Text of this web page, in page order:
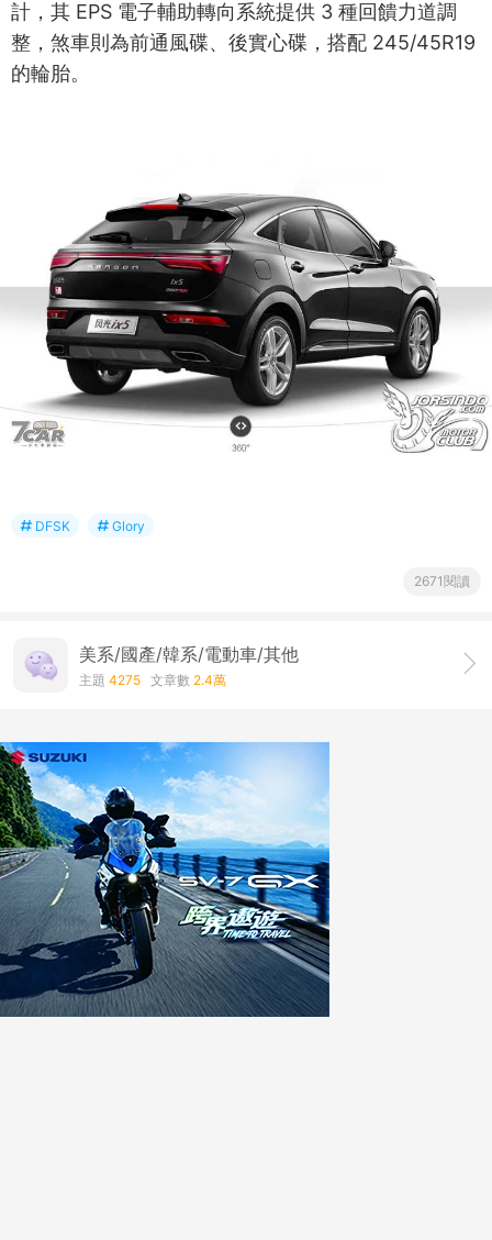
計，其 EPS 電子輔助轉向系統提供 3 種回饋力道調
整，煞車則為前通風碟、後實心碟，搭配 245/45R19
的輪胎。
DFSK Glory
2671閱讀
美系/國產/韓系/電動車/其他
主題 4275 文章數 2.4萬